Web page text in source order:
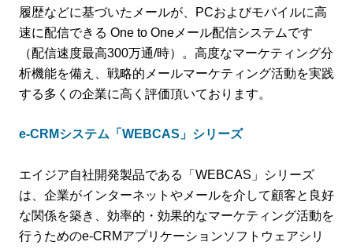
履歴などに基づいたメールが、PCおよびモバイルに高
速に配信できる One to Oneメール配信システムです
（配信速度最高300万通/時）。高度なマーケティング分
析機能を備え、戦略的メールマーケティング活動を実践
する多くの企業に高く評価頂いております。
e-CRMシステム「WEBCAS」シリーズ
エイジア自社開発製品である「WEBCAS」シリーズ
は、企業がインターネットやメールを介して顧客と良好
な関係を築き、効率的・効果的なマーケティング活動を
行うためのe-CRMアプリケーションソフトウェアシリ